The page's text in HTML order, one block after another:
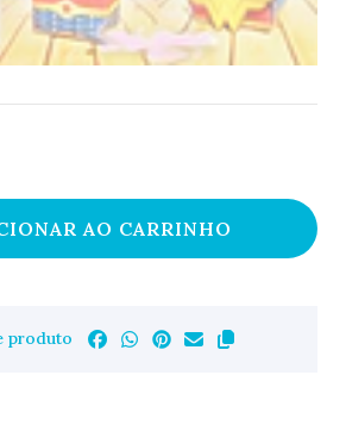
AO CARRINHO
produto